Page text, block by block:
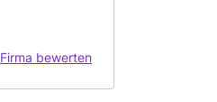
Firma bewerten